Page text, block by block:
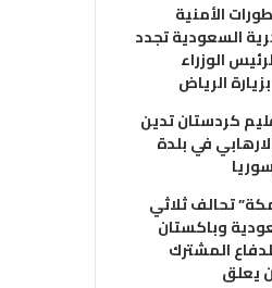
الأمنية
السعودية تجدد
الوزراء
الرياض
كردستان تدين
في بلدة
تحالف ثلاثي
وباكستان
المشترك
يعلق